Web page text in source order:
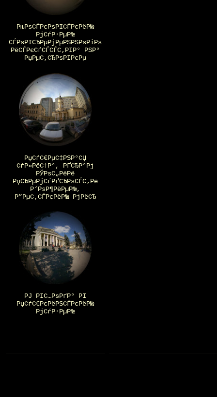
РњРѕСЃРєРѕРІСЃРєРёР№
РјСѓР·РµР№
СЃРѕРІСЂРµРјРµРЅРЅРѕРіРѕ
РёСЃРєСѓСЃСЃС‚РІР° РЅР°
РџРµС‚СЂРѕРІРєРµ
РџСѓС€РµС‡РЅР°СЏ
СѓР»РёС†Р°, РҐСЂР°Рј
РЎРѕС„РёРё
РџСЂРµРјСѓРґСЂРѕСЃС‚Рё
Р‘РѕР¶РёРµР№,
Р”РµС‚СЃРєРёР№ РјРёСЂ
РЈ РІС…РѕРґР° РІ
РџСѓС€РєРёРЅСЃРєРёР№
РјСѓР·РµР№